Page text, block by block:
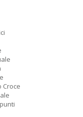
Croce